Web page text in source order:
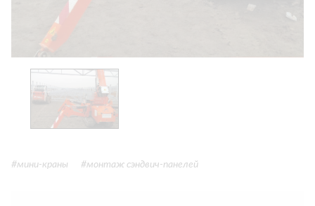
#мини-краны #монтаж сэндвич-панелей